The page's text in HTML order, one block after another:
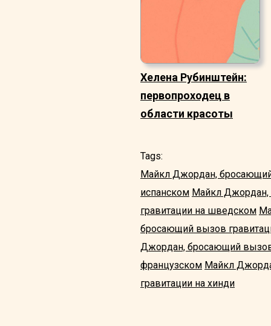
Хелена Рубинштейн:
первопроходец в
области красоты
Tags:
Майкл Джордан,
испанском Майкл Джордан,
гравитации на шведском
бросающий вызов
Джордан, бросающий вызов
французском Майкл
гравитации на хинди